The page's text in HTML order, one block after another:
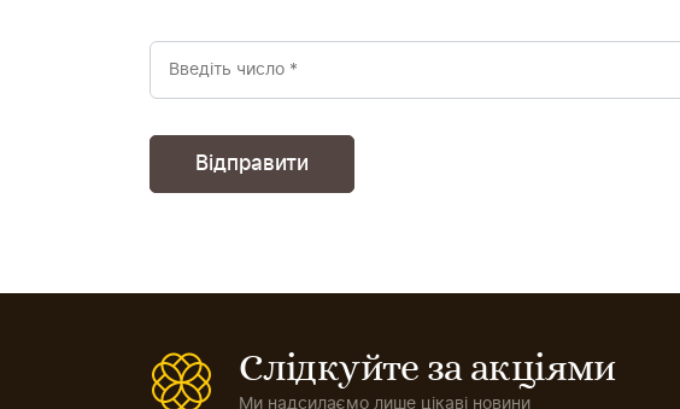
Слідкуйте за акціями
Ми надсилаємо лише цікаві новини